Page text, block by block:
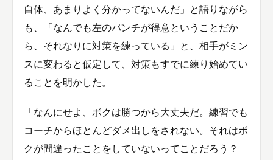
自体、あまりよく分かってないんだ」と語りながら
も、「なんでも左のパンチが得意ということだか
ら、それなりに対策を練っている」と、相手がミン
スに変わると仮定して、対策もすでに練り始めてい
ることを明かした。
「なんにせよ、ボクは勝つから大丈夫だ。練習でも
コーチからほとんどダメ出しをされない。それはボ
クが間違ったことをしていないってことだろう？